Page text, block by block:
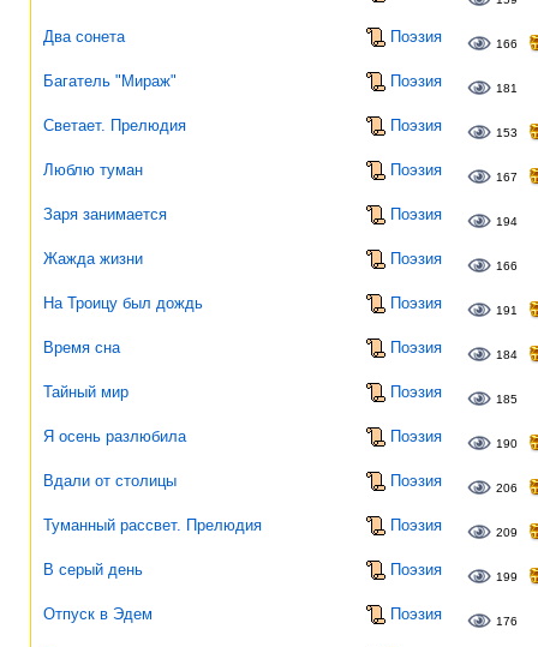
Два сонета Поэзия 166
Багатель "Мираж" Поэзия 181
Светает. Прелюдия Поэзия 153
Люблю туман Поэзия 167
Заря занимается Поэзия 194
Жажда жизни Поэзия 166
На Троицу был дождь Поэзия 191
Время сна Поэзия 184
Тайный мир Поэзия 185
Я осень разлюбила Поэзия 190
Вдали от столицы Поэзия 206
Туманный рассвет. Прелюдия Поэзия 209
В серый день Поэзия 199
Отпуск в Эдем Поэзия 176